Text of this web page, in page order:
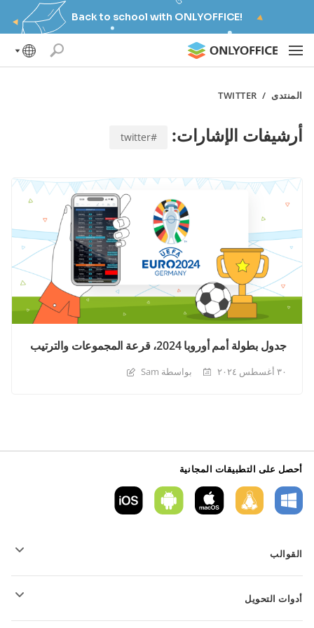
Back to school with ONLYOFFICE!
المنتدى /
TWITTER
أرشيفات الإشارات: #twitter
جدول بطولة أمم أوروبا 2024، قرعة المجموعات والترتيب
٣٠ أغسطس ٢٠٢٤ بواسطة Sam
أحصل على التطبيقات المجانية
القوالب
قوالب المستندات النصية
قوالب الجداول
أدوات التحويل